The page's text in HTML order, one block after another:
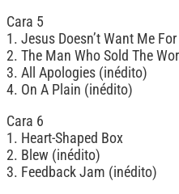
Cara 5
1. Jesus Doesn’t Want Me
2. The Man Who Sold The
3. All Apologies (inédito)
4. On A Plain (inédito)
Cara 6
1. Heart-Shaped Box
2. Blew (inédito)
3. Feedback Jam (inédito)